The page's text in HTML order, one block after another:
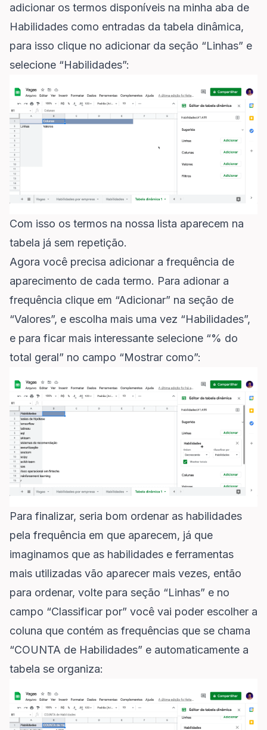
adicionar os termos disponíveis na minha aba de
Habilidades como entradas da tabela dinâmica,
para isso clique no adicionar da seção “Linhas” e
selecione “Habilidades”:
Com isso os termos na nossa lista aparecem na
tabela já sem repetição.
Agora você precisa adicionar a frequência de
aparecimento de cada termo. Para adionar a
frequência clique em “Adicionar” na seção de
“Valores”, e escolha mais uma vez “Habilidades”,
e para ficar mais interessante selecione “% do
total geral” no campo “Mostrar como”:
Para finalizar, seria bom ordenar as habilidades
pela frequência em que aparecem, já que
imaginamos que as habilidades e ferramentas
mais utilizadas vão aparecer mais vezes, então
para ordenar, volte para seção “Linhas” e no
campo “Classificar por” você vai poder escolher a
coluna que contém as frequências que se chama
“COUNTA de Habilidades” e automaticamente a
tabela se organiza: